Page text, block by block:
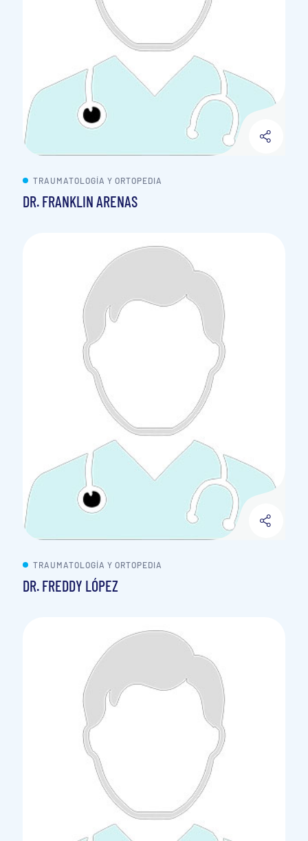
TRAUMATOLOGÍA Y ORTOPEDIA
DR. FRANKLIN ARENAS
TRAUMATOLOGÍA Y ORTOPEDIA
DR. FREDDY LÓPEZ